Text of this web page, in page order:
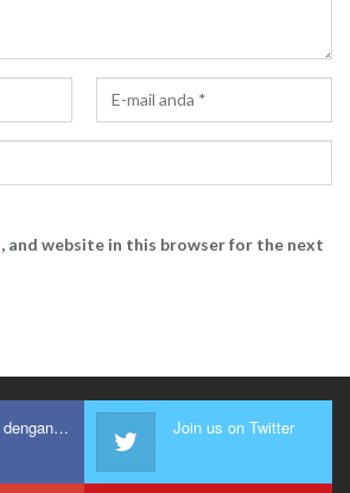
and website in this browser for the next
Bergabung dengan kami Join us on Twitter